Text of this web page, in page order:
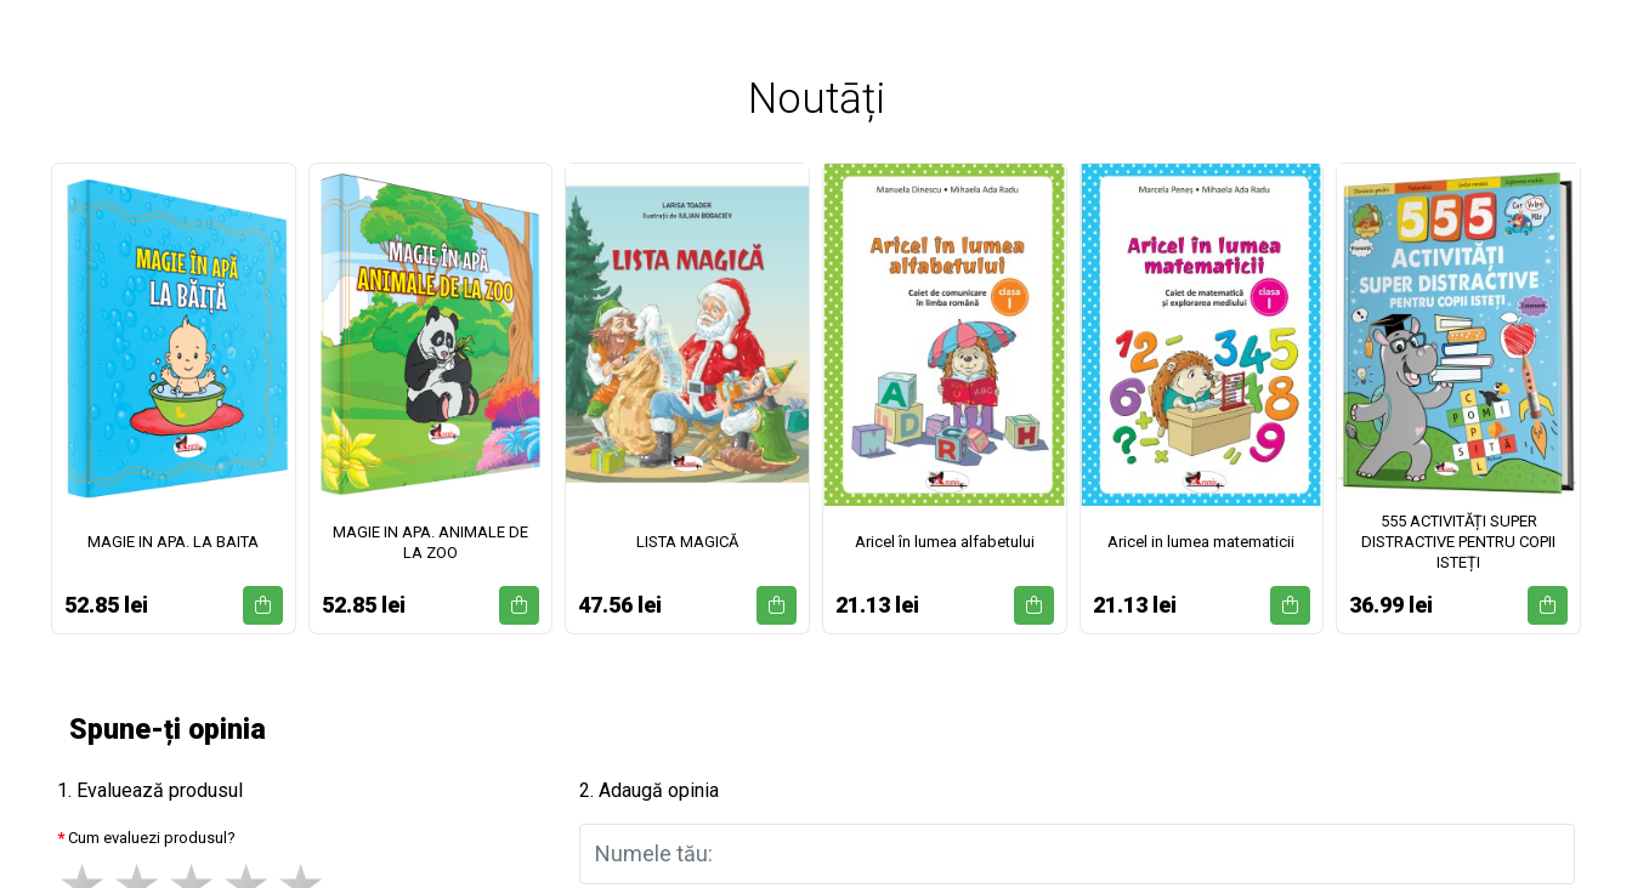
Noutāți
MAGIE IN APA. LA BAITA
52.85 lei
MAGIE IN APA. ANIMALE DE
LA ZOO
52.85 lei
LISTA MAGICĂ
47.56 lei
Aricel în lumea alfabetului
21.13 lei
Aricel in lumea matematicii
21.13 lei
555 ACTIVITĂȚI SUPER
DISTRACTIVE PENTRU COPII
ISTEȚI
36.99 lei
Spune-ți opinia
1. Evaluează produsul
Cum evaluezi produsul?
2. Adaugă opinia